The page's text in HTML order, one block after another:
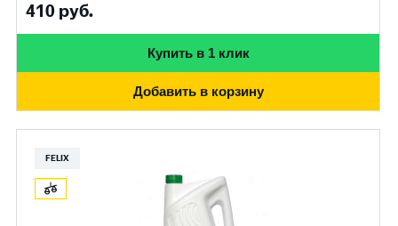
410 руб.
Купить в 1 клик
Добавить в корзину
FELIX